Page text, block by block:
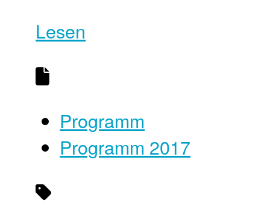
Lesen
Programm
Programm 2017